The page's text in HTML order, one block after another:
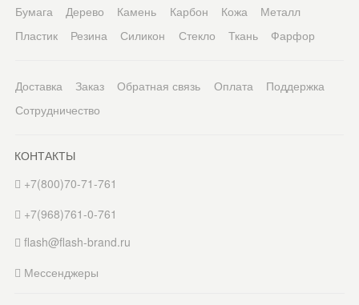
Бумага Дерево Камень Карбон Кожа
Металл
Пластик
Резина Силикон Стекло Ткань Фарфор
Доставка Заказ Обратная связь Оплата
Поддержка
Сотрудничество
КОНТАКТЫ
+7(800)70-71-761
+7(968)761-0-761
flash@flash-brand.ru
Мессенджеры